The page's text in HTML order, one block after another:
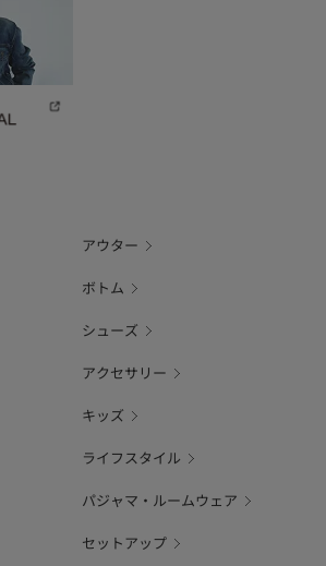
アウター
ボトム
シューズ
アクセサリー
キッズ
ライフスタイル
パジャマ・ルームウェア
セットアップ